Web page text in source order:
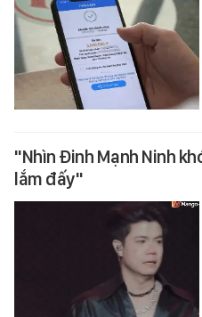
"Nhìn Đinh Mạnh Ninh
lắm đấy"